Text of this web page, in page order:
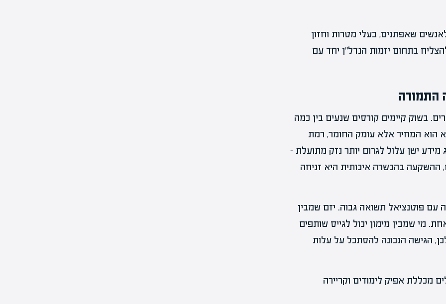
שאפתנים, בעלי מטרות וחזון
בתחום יזמות הנדל"ן יחד עם
התמורה
בשוק קיימים קורסים שנעים בין כמה
הוא המחיר אלא עומק החומר, רמת
מידע ישן עלול לגרום יותר נזק מתועלת –
ההשקעה בהכשרה איכותית היא זניחה
עם פוטנציאל תשואה גבוה. יזם שמבין
מי שמבין מימון יכול לגייס שותפים
הגישה הנכונה להסתכל על עלות